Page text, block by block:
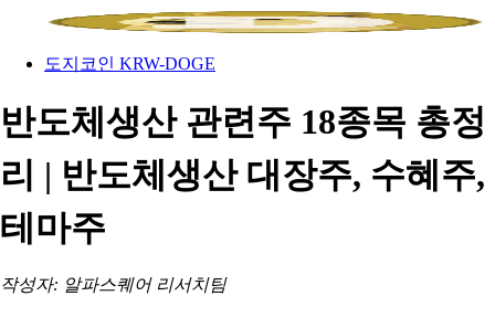
도지코인 KRW-DOGE
반도체생산 관련주 18종목 총정
리 | 반도체생산 대장주, 수혜주,
테마주
작성자: 알파스퀘어 리서치팀